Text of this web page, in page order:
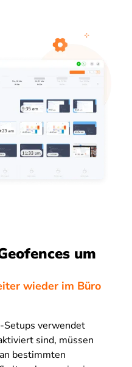
um
wieder im Büro
Setups verwendet
sind, müssen
bestimmten